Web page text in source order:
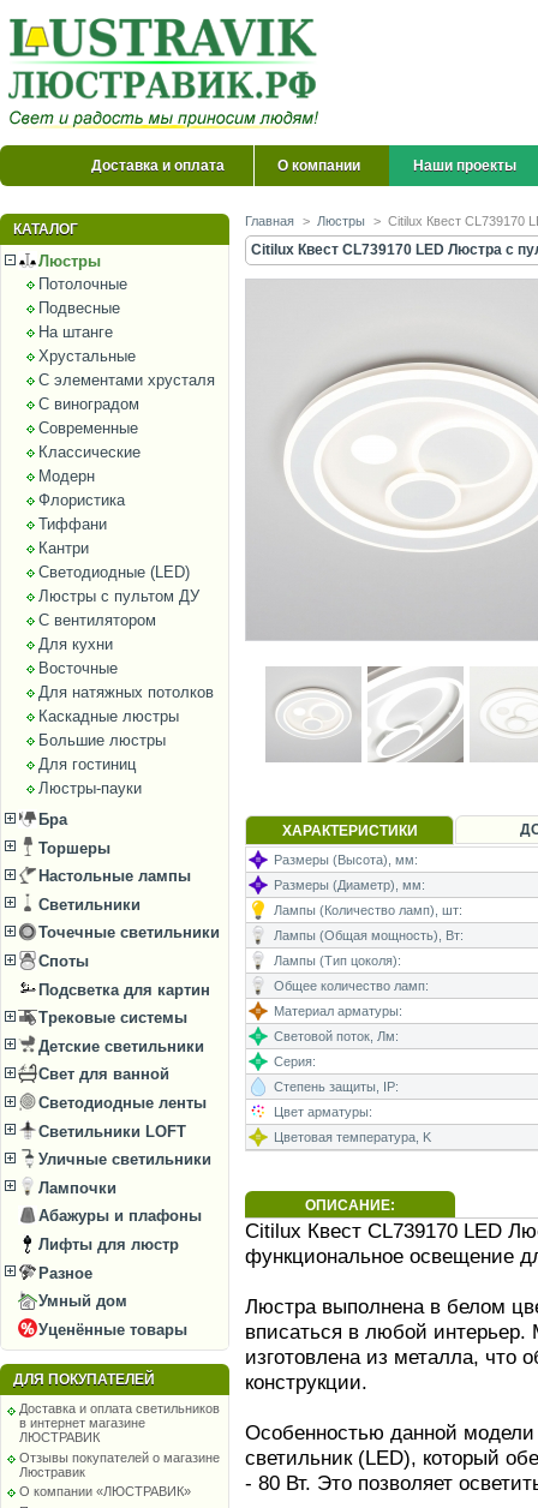
Доставка и оплата О компании Наши проекты
КАТАЛОГ
Люстры
Потолочные
Подвесные
На штанге
Хрустальные
С элементами хрусталя
С виноградом
Современные
Классические
Модерн
Флористика
Тиффани
Кантри
Светодиодные (LED)
Люстры с пультом ДУ
С вентилятором
Для кухни
Восточные
Для натяжных потолков
Каскадные люстры
Большие люстры
Для гостиниц
Люстры-пауки
Бра
Торшеры
Настольные лампы
Светильники
Точечные светильники
Споты
Подсветка для картин
Трековые системы
Детские светильники
Свет для ванной
Светодиодные ленты
Светильники LOFT
Уличные светильники
Лампочки
Абажуры и плафоны
Лифты для люстр
Разное
Умный дом
Уценённые товары
ДЛЯ ПОКУПАТЕЛЕЙ
Доставка и оплата светильников
в интернет магазине
ЛЮСТРАВИК
Отзывы покупателей о магазине
Люстравик
О компании «ЛЮСТРАВИК»
Главная > Люстры > Citilux Квест CL739170
Citilux Квест CL739170 LED Люстра с
ХАРАКТЕРИСТИКИ
Размеры (Высота), мм:
Размеры (Диаметр), мм:
Лампы (Количество ламп), шт:
Лампы (Общая мощность), Вт:
Лампы (Тип цоколя):
Общее количество ламп:
Материал арматуры:
Световой поток, Лм:
Серия:
Степень защиты, IP:
Цвет арматуры:
Цветовая температура, K
ОПИСАНИЕ:
Citilux Квест CL739170 LED
функциональное освещение
Люстра выполнена в белом
вписаться в любой
изготовлена из металла, что
конструкции.
Особенностью данной
светильник (LED), который
- 80 Вт. Это позволяет